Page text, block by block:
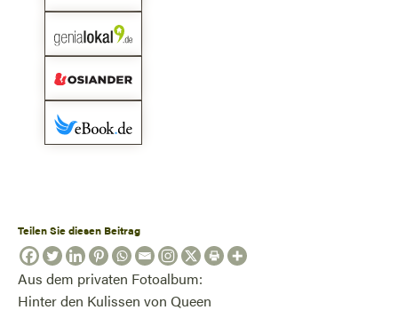
Teilen Sie diesen Beitrag
Aus dem privaten Fotoalbum:
Hinter den Kulissen von Queen